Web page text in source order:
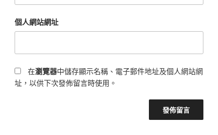
個人網站網址
在瀏覽器中儲存顯示名稱、電子郵件地址及個人網站網
址，以供下次發佈留言時使用。